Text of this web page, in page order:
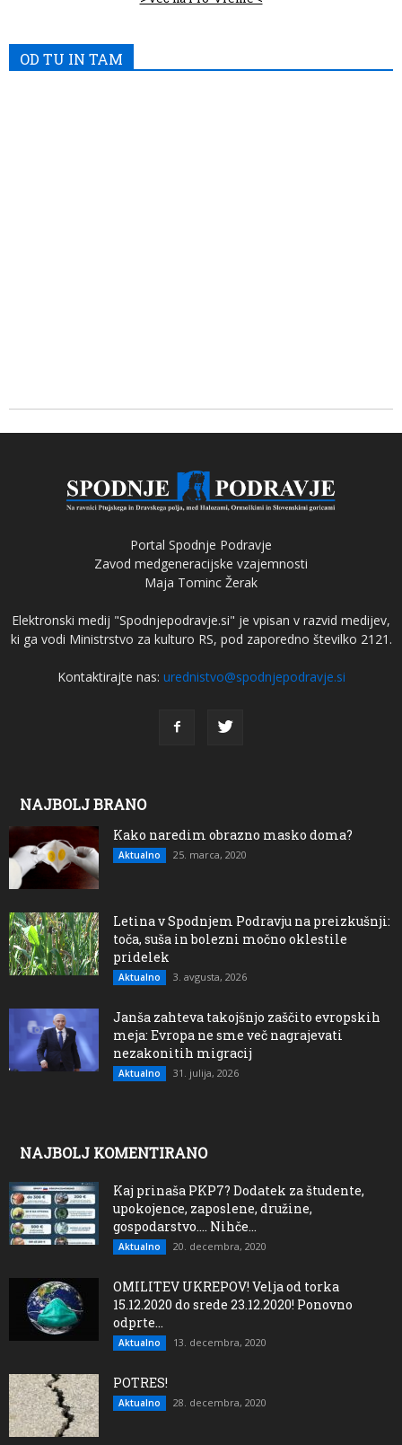
OD TU IN TAM
Portal Spodnje Podravje
Zavod medgeneracijske vzajemnosti
Maja Tominc Žerak
Elektronski medij "Spodnjepodravje.si" je vpisan v razvid medijev,
ki ga vodi Ministrstvo za kulturo RS, pod zaporedno številko 2121.
Kontaktirajte nas: urednistvo@spodnjepodravje.si
NAJBOLJ BRANO
Kako naredim obrazno masko doma?
Aktualno 25. marca, 2020
Letina v Spodnjem Podravju na preizkušnji:
toča, suša in bolezni močno oklestile
pridelek
Aktualno 3. avgusta, 2026
Janša zahteva takojšnjo zaščito evropskih
meja: Evropa ne sme več nagrajevati
nezakonitih migracij
Aktualno 31. julija, 2026
NAJBOLJ KOMENTIRANO
Kaj prinaša PKP7? Dodatek za študente,
upokojence, zaposlene, družine,
gospodarstvo…. Nihče...
Aktualno 20. decembra, 2020
OMILITEV UKREPOV! Velja od torka
15.12.2020 do srede 23.12.2020! Ponovno
odprte...
Aktualno 13. decembra, 2020
POTRES!
Aktualno 28. decembra, 2020